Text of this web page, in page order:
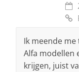
Ik meende
Alfa modellen
krijgen, juist